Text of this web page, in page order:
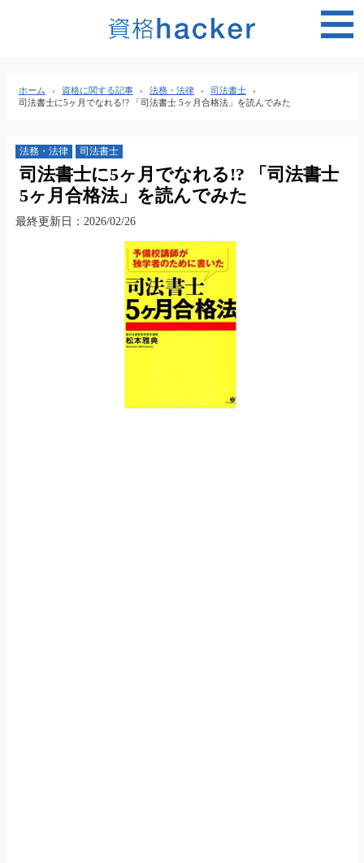
ホーム › 資格に関する記事 › 法務・法律 › 司法書士
›
司法書士に5ヶ月でなれる!? 「司法書士 5ヶ月合格法」を読んでみた
法務・法律 司法書士
司法書士に5ヶ月でなれる!? 「司法書士
5ヶ月合格法」を読んでみた
最終更新日：2026/02/26